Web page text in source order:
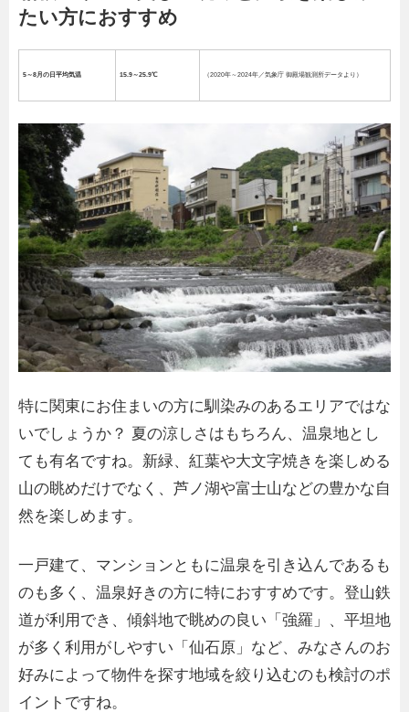
たい方におすすめ
5～8月の日平均気温 15.9～25.9℃ （2020年～2024年／気象庁 御殿場観測所データより）
特に関東にお住まいの方に馴染みのあるエリアではな
いでしょうか？ 夏の涼しさはもちろん、温泉地とし
ても有名ですね。新緑、紅葉や大文字焼きを楽しめる
山の眺めだけでなく、芦ノ湖や富士山などの豊かな自
然を楽しめます。
一戸建て、マンションともに温泉を引き込んであるも
のも多く、温泉好きの方に特におすすめです。登山鉄
道が利用でき、傾斜地で眺めの良い「強羅」、平坦地
が多く利用がしやすい「仙石原」など、みなさんのお
好みによって物件を探す地域を絞り込むのも検討のポ
イントですね。